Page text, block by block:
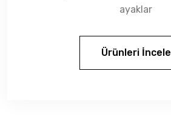
ayaklar
Ürünleri İncele